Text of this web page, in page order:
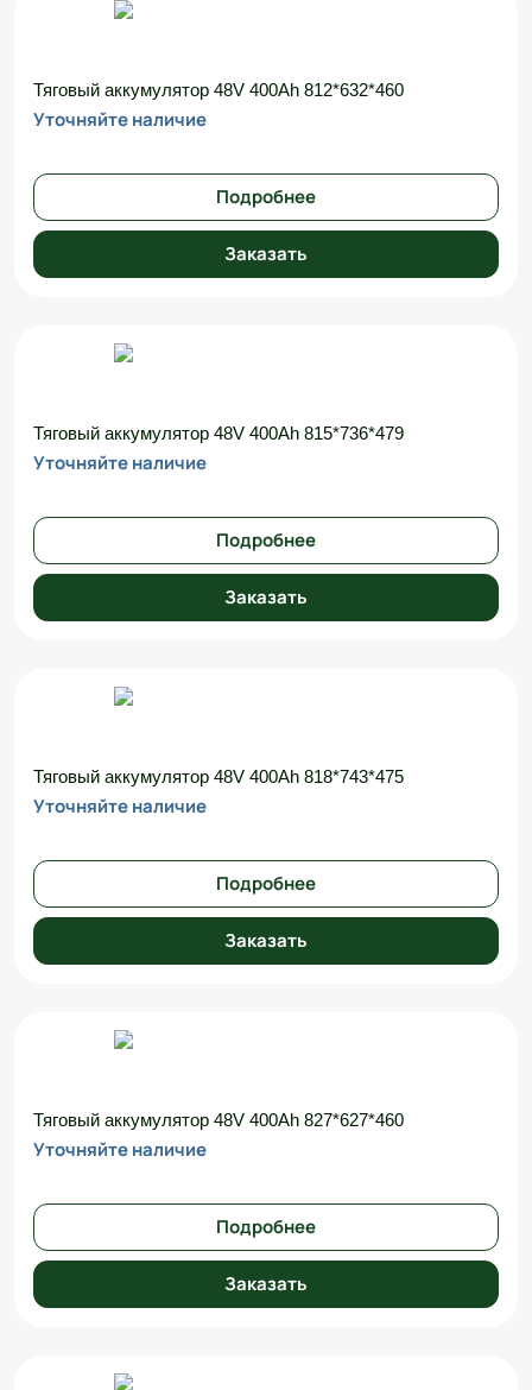
Тяговый аккумулятор 48V 400Ah 812*632*460
Уточняйте наличие
Подробнее
Заказать
Тяговый аккумулятор 48V 400Ah 815*736*479
Уточняйте наличие
Подробнее
Заказать
Тяговый аккумулятор 48V 400Ah 818*743*475
Уточняйте наличие
Подробнее
Заказать
Тяговый аккумулятор 48V 400Ah 827*627*460
Уточняйте наличие
Подробнее
Заказать